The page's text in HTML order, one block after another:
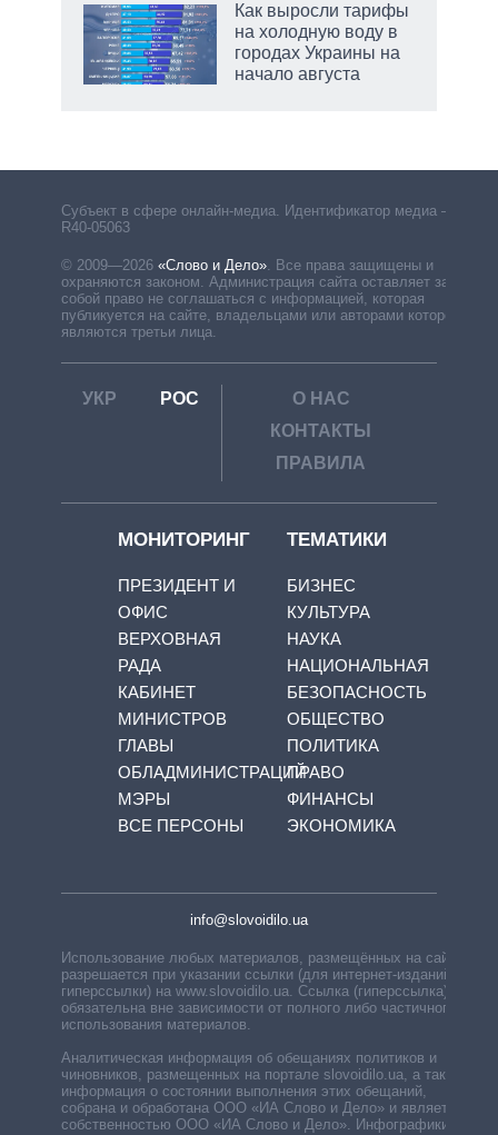
Как выросли тарифы
на холодную воду в
городах Украины на
начало августа
Субъект в сфере онлайн-медиа. Идентификатор медиа –
R40-05063
© 2009—2026 «Слово и Дело». Все права защищены и
охраняются законом. Администрация сайта оставляет за
собой право не соглашаться с информацией, которая
публикуется на сайте, владельцами или авторами которой
являются третьи лица.
УКР РОС
О НАС
КОНТАКТЫ
ПРАВИЛА
МОНИТОРИНГ
ПРЕЗИДЕНТ И
ОФИС
ВЕРХОВНАЯ
РАДА
КАБИНЕТ
МИНИСТРОВ
ГЛАВЫ
ОБЛАДМИНИСТРАЦИЙ
МЭРЫ
ВСЕ ПЕРСОНЫ
ТЕМАТИКИ
БИЗНЕС
КУЛЬТУРА
НАУКА
НАЦИОНАЛЬНАЯ
БЕЗОПАСНОСТЬ
ОБЩЕСТВО
ПОЛИТИКА
ПРАВО
ФИНАНСЫ
ЭКОНОМИКА
info@slovoidilo.ua
Использование любых материалов, размещённых на сайте,
разрешается при указании ссылки (для интернет-изданий —
гиперссылки) на www.slovoidilo.ua. Ссылка (гиперссылка)
обязательна вне зависимости от полного либо частичного
использования материалов.
Аналитическая информация об обещаниях политиков и
чиновников, размещенных на портале slovoidilo.ua, а также
информация о состоянии выполнения этих обещаний,
собрана и обработана ООО «ИА Слово и Дело» и является
собственностью ООО «ИА Слово и Дело». Инфографики,